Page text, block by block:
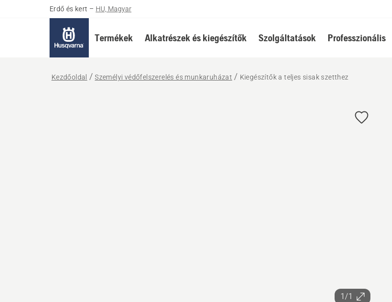
Erdő és kert – HU, Magyar
Termékek Alkatrészek és kiegészítők Szolgáltatások Professzionális
Kezdőoldal Személyi védőfelszerelés és munkaruházat Kiegészítők a teljes sisak szetthez
1/1